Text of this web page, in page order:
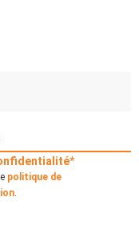
*
politique de
.